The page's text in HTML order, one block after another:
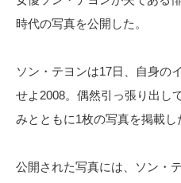
時代の写真を公開した。
ソン・テヨンは17日、自身の
せよ2008。偶然引っ張り出し
みとともに1枚の写真を掲載し
公開された写真には、ソン・